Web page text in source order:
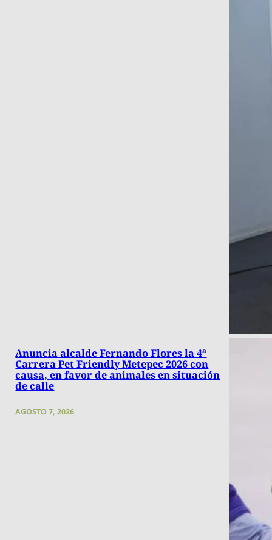
Anuncia alcalde Fernando Flores la 4ª
Carrera Pet Friendly Metepec 2026 con
causa, en favor de animales en situación
de calle
AGOSTO 7, 2026